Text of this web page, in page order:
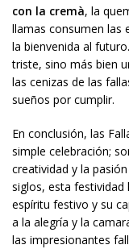
con la cremà, la
llamas consumen las
la bienvenida al
triste, sino más bien
las cenizas de las
sueños por cumplir.
En conclusión, las
simple celebración;
creatividad y la
siglos, esta festividad
espíritu festivo y su
a la alegría y la
las impresionantes